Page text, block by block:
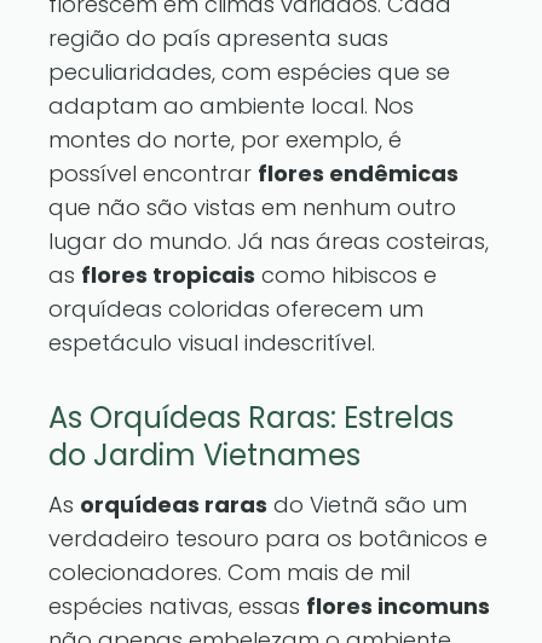
região do país apresenta suas
peculiaridades, com espécies que se
adaptam ao ambiente local. Nos
montes do norte, por exemplo, é
possível encontrar flores endêmicas
que não são vistas em nenhum outro
lugar do mundo. Já nas áreas costeiras,
as flores tropicais como hibiscos e
orquídeas coloridas oferecem um
espetáculo visual indescritível.
As Orquídeas Raras: Estrelas
do Jardim Vietnames
As orquídeas raras do Vietnã são um
verdadeiro tesouro para os botânicos e
colecionadores. Com mais de mil
espécies nativas, essas flores incomuns